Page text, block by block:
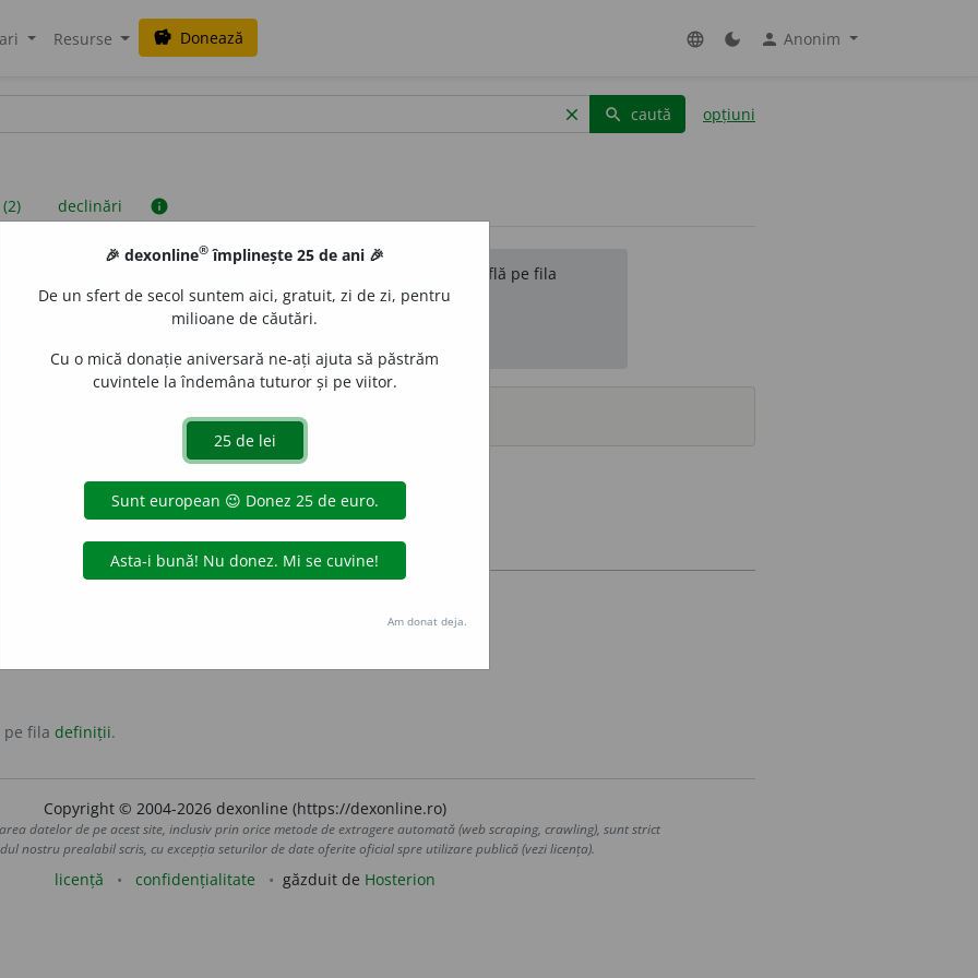
Resurse savings Donează language dark_mode person Anonim
clear search caută opțiuni
declinări info
sunt compilate de echipa dexonline. Definițiile originale se află pe fila
reordona filele pe pagina depreferințe.
surse
feminin
limbă.
pe fila definiții.
Copyright © 2004-2026 dexonline (https://dexonline.ro)
datelor de pe acest site, inclusiv prin orice metode de extragere automată (web scraping, crawling), sunt strict
nostru prealabil scris, cu excepția seturilor de date oferite oficial spre utilizare publică (vezi licența).
licență confidențialitate găzduit de Hosterion
🎉 dexonline® împlinește 25 de ani 🎉
De un sfert de secol suntem aici, gratuit, zi de zi, pentru
milioane de căutări.
Cu o mică donație aniversară ne-ați ajuta să păstrăm
cuvintele la îndemâna tuturor și pe viitor.
Am donat deja.